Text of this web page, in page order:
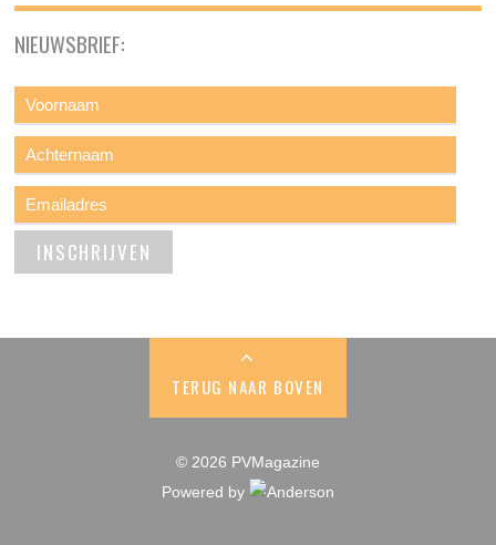
NIEUWSBRIEF:
TERUG NAAR BOVEN
© 2026 PVMagazine
Powered by